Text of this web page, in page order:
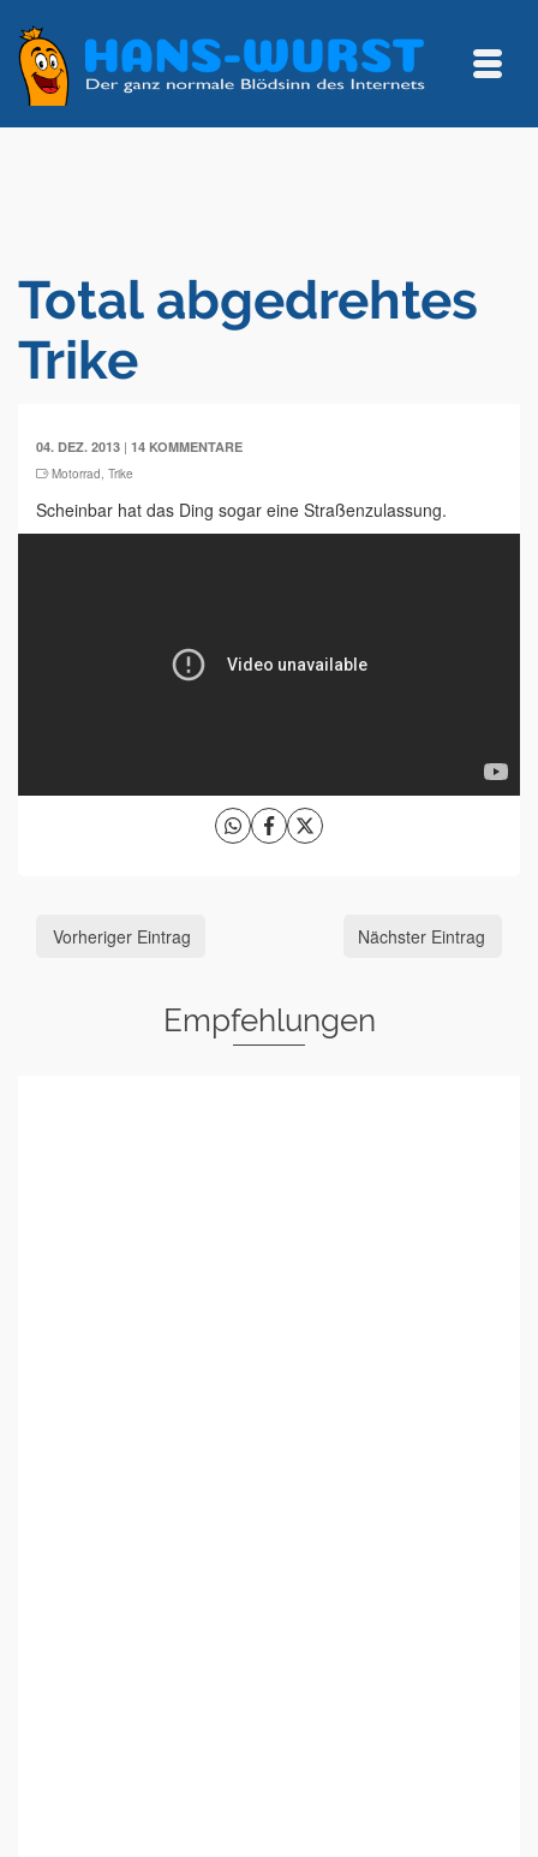
Total abgedrehtes
Trike
04. DEZ. 2013 | 14 KOMMENTARE
Motorrad, Trike
Scheinbar hat das Ding sogar eine Straßenzulassung.
Vorheriger Eintrag Nächster Eintrag
Empfehlungen